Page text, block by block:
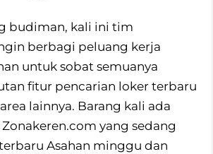
budiman, kali ini tim
berbagi peluang kerja
untuk sobat semuanya
fitur pencarian loker terbaru
lainnya. Barang kali ada
yang sedang
Asahan minggu dan